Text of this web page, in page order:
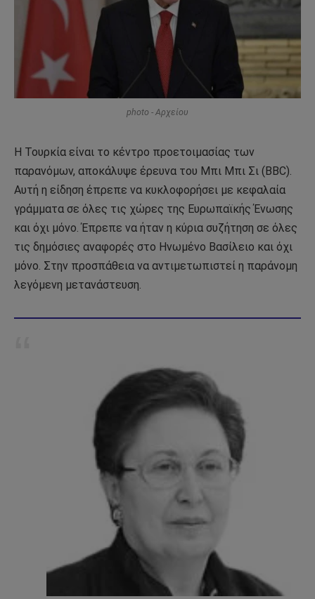
photo - Αρχείου
Η Τουρκία είναι το κέντρο προετοιμασίας των
παρανόμων, αποκάλυψε έρευνα του Μπι Μπι Σι (BBC).
Αυτή η είδηση έπρεπε να κυκλοφορήσει με κεφαλαία
γράμματα σε όλες τις χώρες της Ευρωπαϊκής Ένωσης
και όχι μόνο. Έπρεπε να ήταν η κύρια συζήτηση σε όλες
τις δημόσιες αναφορές στο Ηνωμένο Βασίλειο και όχι
μόνο. Στην προσπάθεια να αντιμετωπιστεί η παράνομη
λεγόμενη μετανάστευση.